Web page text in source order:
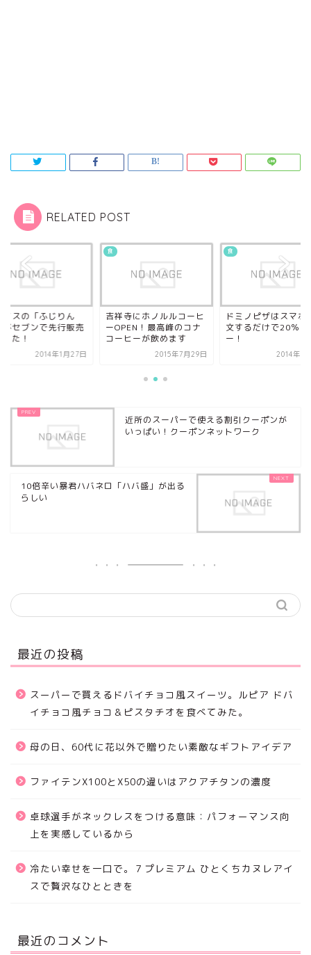
RELATED POST
イスの「ふじりん
がセブンで先行販売
た！
2014年1月27日
食
吉祥寺にホノルルコーヒ
ーOPEN！最高峰のコナ
コーヒーが飲めます
2015年7月29日
食
ドミノピザはスマホ
文するだけで20％オ
ー！
2014年3
近所のスーパーで使える割引クーポンが
いっぱい！クーポンネットワーク
10倍辛い暴君ハバネロ「ハバ盛」が出る
らしい
最近の投稿
スーパーで買えるドバイチョコ風スイーツ。ルピア ドバ
イチョコ風チョコ＆ピスタチオを食べてみた。
母の日、60代に花以外で贈りたい素敵なギフトアイデア
ファイテンX100とX50の違いはアクアチタンの濃度
卓球選手がネックレスをつける意味：パフォーマンス向
上を実感しているから
冷たい幸せを一口で。７プレミアム ひとくちカヌレアイ
スで贅沢なひとときを
最近のコメント